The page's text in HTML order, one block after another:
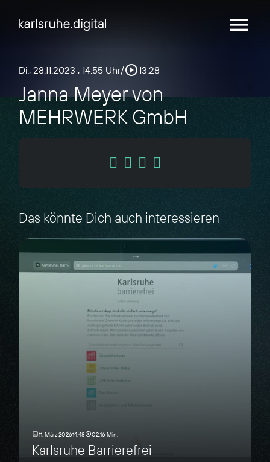
menu
Di., 28.11.2023 , 14:55 Uhr/play_circle_outline13:28
Janna Meyer von
MEHRWERK GmbH
Das könnte Dich auch interessieren
11. März 202614:48 02:16 Min.
Karlsruhe Barrierefrei